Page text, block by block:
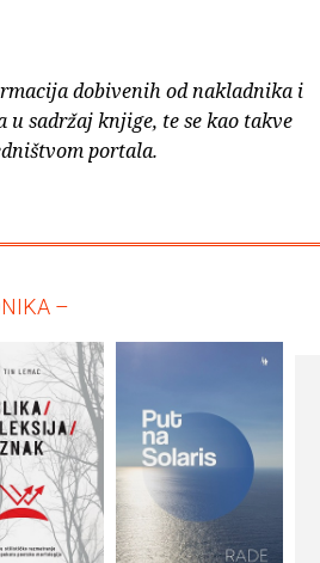
dobivenih od nakladnika i
sadržaj knjige, te se kao takve
portala.
–